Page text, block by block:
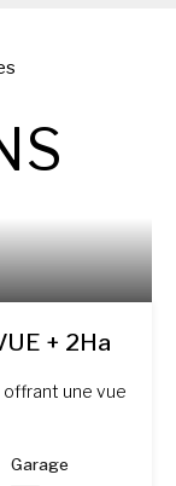
+ 2Ha
une vue
Garage